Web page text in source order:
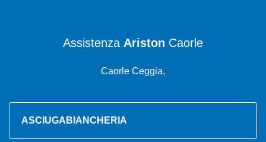
Assistenza Ariston Caorle
Caorle Ceggia,
ASCIUGABIANCHERIA